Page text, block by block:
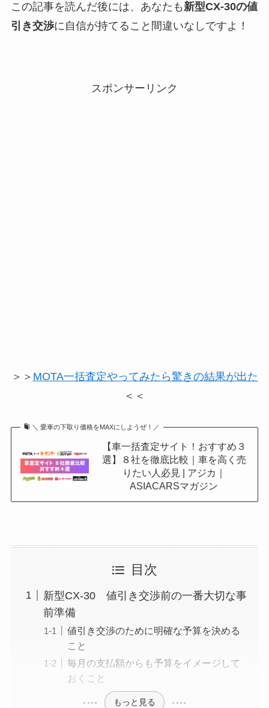
この記事を読んだ後には、あなたも新型CX-30の値
引き交渉に自信が持てること間違いなしですよ！
スポンサーリンク
＞＞ MOTA一括査定やってみたら驚きの結果が出た
＜＜
＼ 愛車の下取り価格をMAXにしようぜ！／
【車一括査定サイト！おすすめ３
選】８社を徹底比較｜車を高く売
りたい人必見 | アジカ｜
ASIACARSマガジン
目次
新型CX-30 値引き交渉前の一番大切な事
前準備
値引き交渉のために明確な予算を決める
こと
毎月の支払額からも予算をイメージして
おくこと
もっと見る